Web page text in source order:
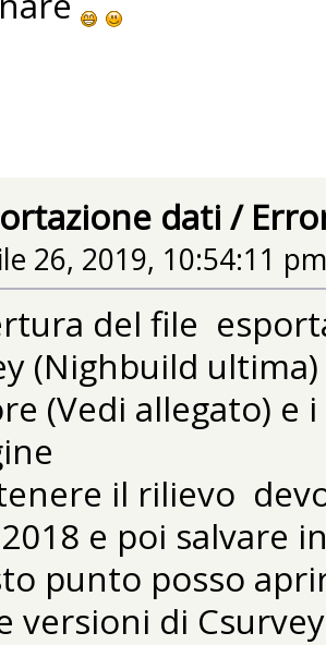
dati /
26, 2019, 10:54:11
del file
(Nighbuild
(Vedi allegato) e
il rilievo
e poi salvare
punto posso
versioni di Csurvey